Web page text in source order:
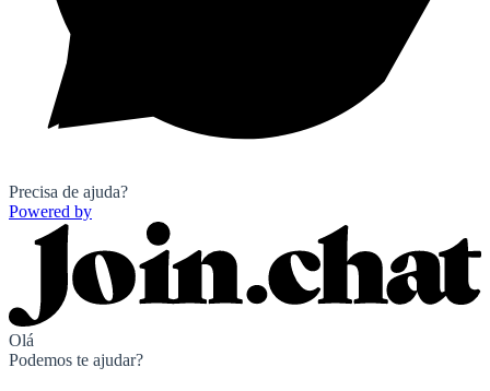
Precisa de ajuda?
Powered by
Olá
Podemos te ajudar?